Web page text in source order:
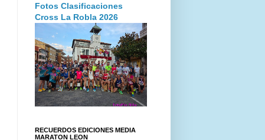
Fotos Clasificaciones
Cross La Robla 2026
RECUERDOS EDICIONES MEDIA
MARATON LEON